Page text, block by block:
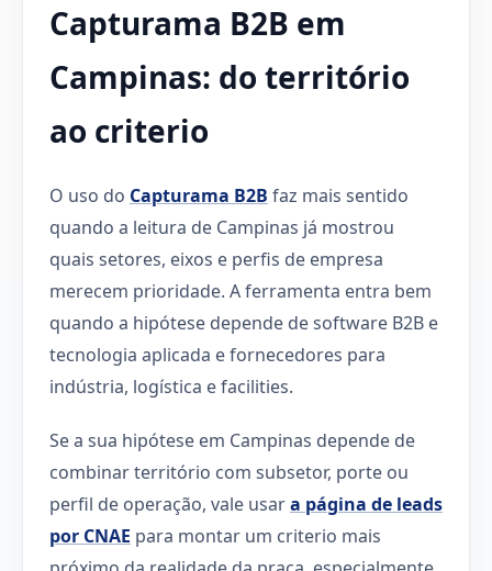
Capturama B2B em
Campinas: do território
ao criterio
O uso do Capturama B2B faz mais sentido
quando a leitura de Campinas já mostrou
quais setores, eixos e perfis de empresa
merecem prioridade. A ferramenta entra bem
quando a hipótese depende de software B2B e
tecnologia aplicada e fornecedores para
indústria, logística e facilities.
Se a sua hipótese em Campinas depende de
combinar território com subsetor, porte ou
perfil de operação, vale usara página de leads
por CNAE para montar um criterio mais